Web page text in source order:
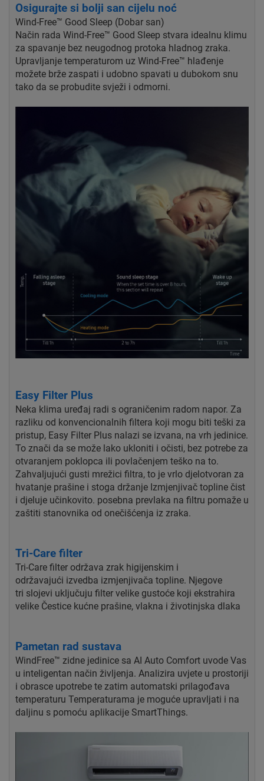
Osigurajte si bolji san cijelu noć
Wind-Free™ Good Sleep (Dobar san)
Način rada Wind-Free™ Good Sleep stvara idealnu klimu
za spavanje bez neugodnog protoka hladnog zraka.
Upravljanje temperaturom uz Wind-Free™ hlađenje
možete brže zaspati i udobno spavati u dubokom snu
tako da se probudite svježi i odmorni.
Easy Filter Plus
Neka klima uređaj radi s ograničenim radom napor. Za
razliku od konvencionalnih filtera koji mogu biti teški za
pristup, Easy Filter Plus nalazi se izvana, na vrh jedinice.
To znači da se može lako ukloniti i očisti, bez potrebe za
otvaranjem poklopca ili povlačenjem teško na to.
Zahvaljujući gusti mrežici filtra, to je vrlo djelotvoran za
hvatanje prašine i stoga držanje Izmjenjivač topline čist
i djeluje učinkovito. posebna prevlaka na filtru pomaže u
zaštiti stanovnika od onečišćenja iz zraka.
Tri-Care filter
Tri-Care filter održava zrak higijenskim i
održavajući izvedba izmjenjivača topline. Njegove
tri slojevi uključuju filter velike gustoće koji ekstrahira
velike Čestice kućne prašine, vlakna i životinjska dlaka
Pametan rad sustava
WindFree™ zidne jedinice sa AI Auto Comfort uvode Vas
u inteligentan način življenja. Analizira uvjete u prostoriji
i obrasce upotrebe te zatim automatski prilagođava
temperaturu Temperaturama je moguće upravljati i na
daljinu s pomoću aplikacije SmartThings.